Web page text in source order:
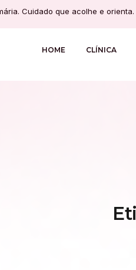
Cuidado que acolhe e orienta.
HOME CLÍNICA